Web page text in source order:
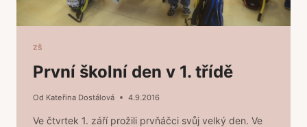
ZŠ
První školní den v 1. třídě
Od Kateřina Dostálová 4.9.2016
Ve čtvrtek 1. září prožili prvňáčci svůj velký den. Ve